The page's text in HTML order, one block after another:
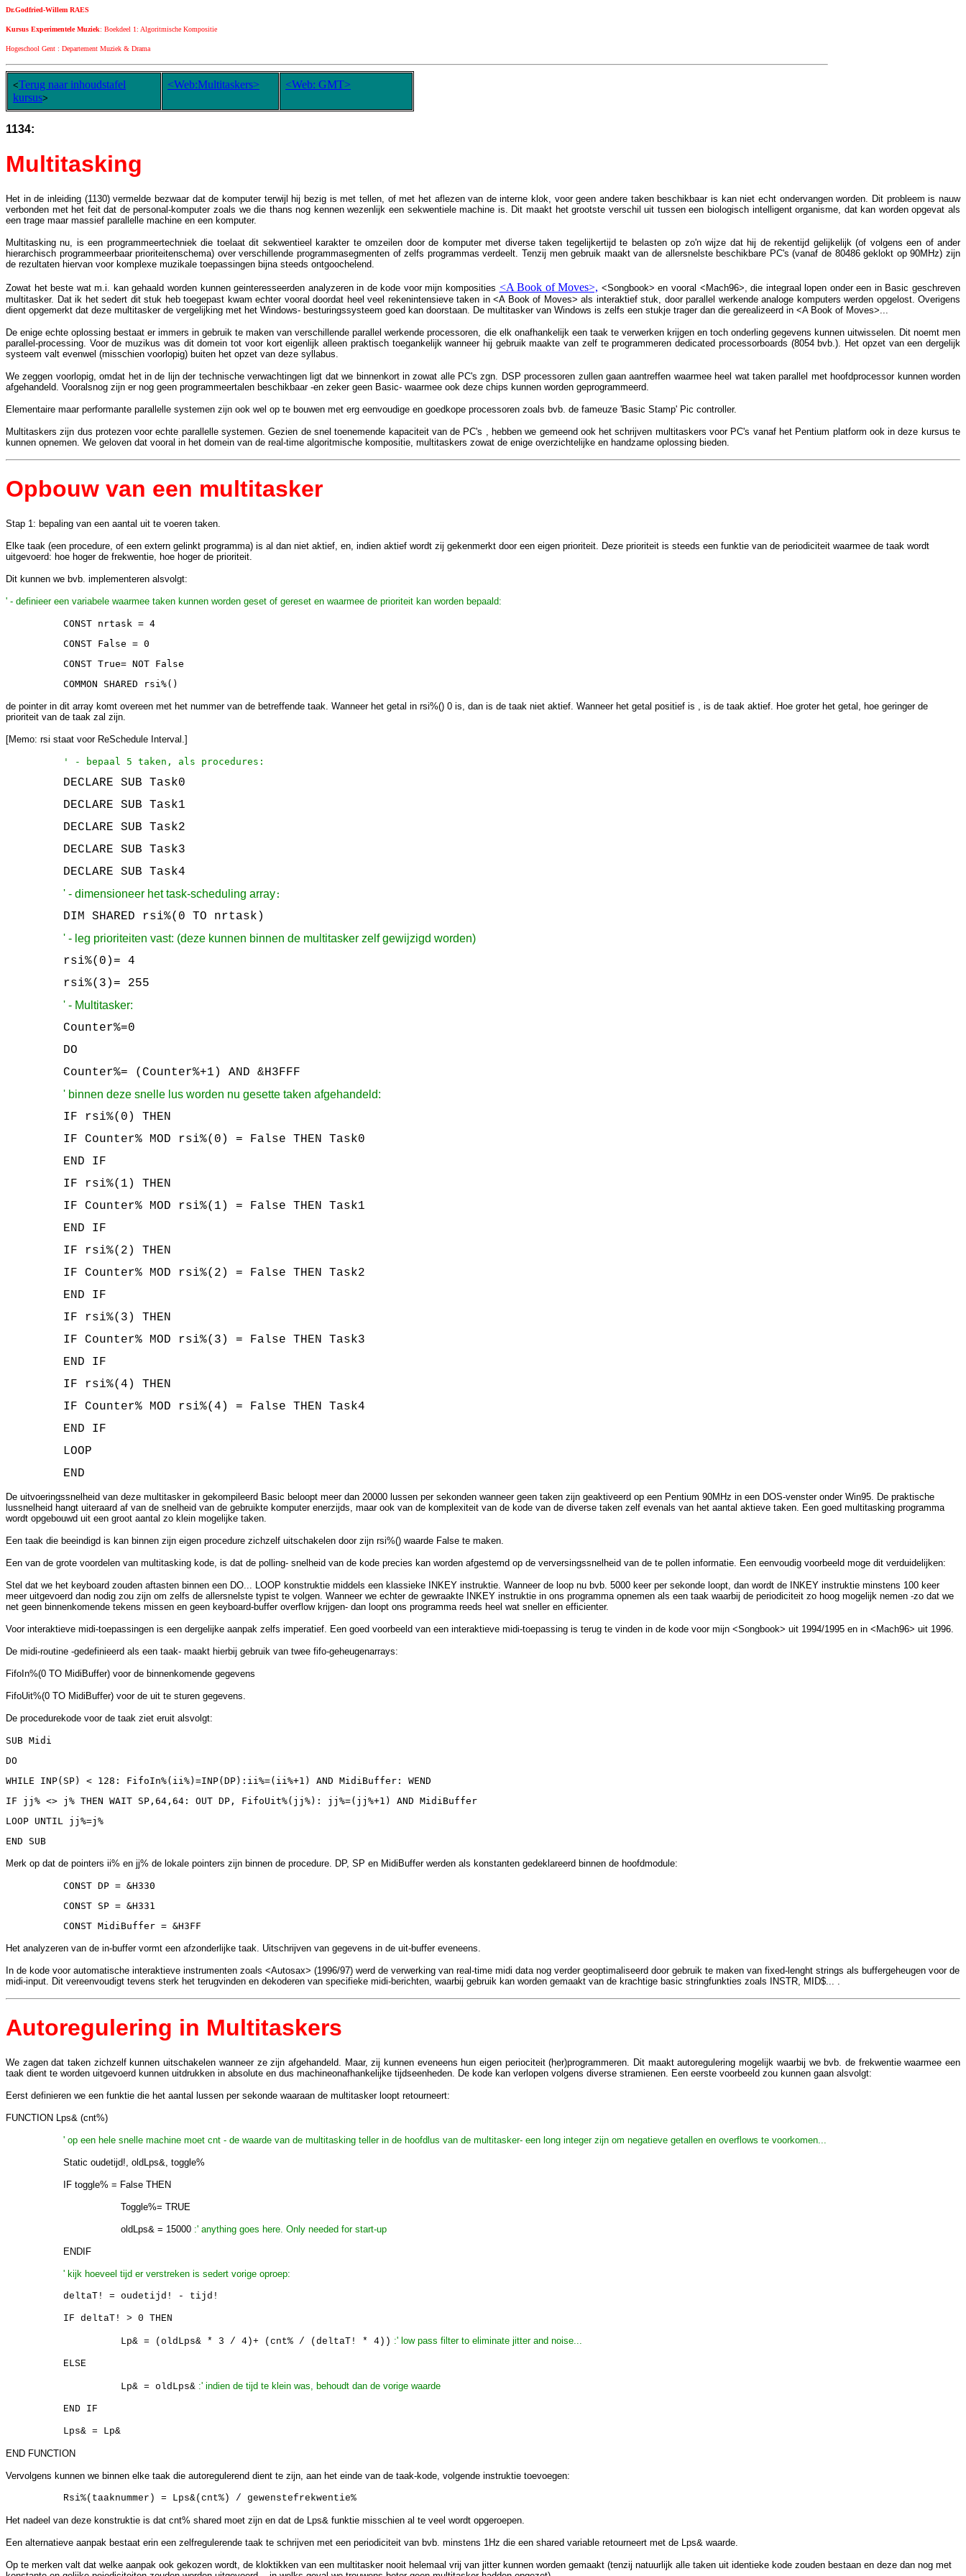
Dr.Godfried-Willem RAES
Kursus Experimentele Muziek: Boekdeel 1: Algoritmische Kompositie
Hogeschool Gent : Departement Muziek & Drama
<Terug naar inhoudstafel
kursus>
<Web:Multitaskers> <Web: GMT>
1134:
Multitasking
Het in de inleiding (1130) vermelde bezwaar dat de komputer terwijl hij bezig is met tellen, of met het aflezen van de interne klok, voor geen andere taken beschikbaar is kan niet echt ondervangen worden. Dit probleem is nauw
verbonden met het feit dat de personal-komputer zoals we die thans nog kennen wezenlijk een sekwentiele machine is. Dit maakt het grootste verschil uit tussen een biologisch intelligent organisme, dat kan worden opgevat als
een trage maar massief parallelle machine en een komputer.
Multitasking nu, is een programmeertechniek die toelaat dit sekwentieel karakter te omzeilen door de komputer met diverse taken tegelijkertijd te belasten op zo'n wijze dat hij de rekentijd gelijkelijk (of volgens een of ander
hierarchisch programmeerbaar prioriteitenschema) over verschillende programmasegmenten of zelfs programmas verdeelt. Tenzij men gebruik maakt van de allersnelste beschikbare PC's (vanaf de 80486 geklokt op 90MHz) zijn
de rezultaten hiervan voor komplexe muzikale toepassingen bijna steeds ontgoochelend.
Zowat het beste wat m.i. kan gehaald worden kunnen geinteresseerden analyzeren in de kode voor mijn komposities <A Book of Moves>, <Songbook> en vooral <Mach96>, die integraal lopen onder een in Basic geschreven
multitasker. Dat ik het sedert dit stuk heb toegepast kwam echter vooral doordat heel veel rekenintensieve taken in <A Book of Moves> als interaktief stuk, door parallel werkende analoge komputers werden opgelost. Overigens
dient opgemerkt dat deze multitasker de vergelijking met het Windows- besturingssysteem goed kan doorstaan. De multitasker van Windows is zelfs een stukje trager dan die gerealizeerd in <A Book of Moves>...
De enige echte oplossing bestaat er immers in gebruik te maken van verschillende parallel werkende processoren, die elk onafhankelijk een taak te verwerken krijgen en toch onderling gegevens kunnen uitwisselen. Dit noemt men
parallel-processing. Voor de muzikus was dit domein tot voor kort eigenlijk alleen praktisch toegankelijk wanneer hij gebruik maakte van zelf te programmeren dedicated processorboards (8054 bvb.). Het opzet van een dergelijk
systeem valt evenwel (misschien voorlopig) buiten het opzet van deze syllabus.
We zeggen voorlopig, omdat het in de lijn der technische verwachtingen ligt dat we binnenkort in zowat alle PC's zgn. DSP processoren zullen gaan aantreffen waarmee heel wat taken parallel met hoofdprocessor kunnen worden
afgehandeld. Vooralsnog zijn er nog geen programmeertalen beschikbaar -en zeker geen Basic- waarmee ook deze chips kunnen worden geprogrammeerd.
Elementaire maar performante parallelle systemen zijn ook wel op te bouwen met erg eenvoudige en goedkope processoren zoals bvb. de fameuze 'Basic Stamp' Pic controller.
Multitaskers zijn dus protezen voor echte parallelle systemen. Gezien de snel toenemende kapaciteit van de PC's , hebben we gemeend ook het schrijven multitaskers voor PC's vanaf het Pentium platform ook in deze kursus te
kunnen opnemen. We geloven dat vooral in het domein van de real-time algoritmische kompositie, multitaskers zowat de enige overzichtelijke en handzame oplossing bieden.
Opbouw van een multitasker
Stap 1: bepaling van een aantal uit te voeren taken.
Elke taak (een procedure, of een extern gelinkt programma) is al dan niet aktief, en, indien aktief wordt zij gekenmerkt door een eigen prioriteit. Deze prioriteit is steeds een funktie van de periodiciteit waarmee de taak wordt
uitgevoerd: hoe hoger de frekwentie, hoe hoger de prioriteit.
Dit kunnen we bvb. implementeren alsvolgt:
' - definieer een variabele waarmee taken kunnen worden geset of gereset en waarmee de prioriteit kan worden bepaald:
CONST nrtask = 4
CONST False = 0
CONST True= NOT False
COMMON SHARED rsi%()
de pointer in dit array komt overeen met het nummer van de betreffende taak. Wanneer het getal in rsi%() 0 is, dan is de taak niet aktief. Wanneer het getal positief is , is de taak aktief. Hoe groter het getal, hoe geringer de
prioriteit van de taak zal zijn.
[Memo: rsi staat voor ReSchedule Interval.]
' - bepaal 5 taken, als procedures:
DECLARE SUB Task0
DECLARE SUB Task1
DECLARE SUB Task2
DECLARE SUB Task3
DECLARE SUB Task4
' - dimensioneer het task-scheduling array :
DIM SHARED rsi%(0 TO nrtask)
' - leg prioriteiten vast: (deze kunnen binnen de multitasker zelf gewijzigd worden)
rsi%(0)= 4
rsi%(3)= 255
' - Multitasker:
Counter%=0
DO
Counter%= (Counter%+1) AND &H3FFF
' binnen deze snelle lus worden nu gesette taken afgehandeld:
IF rsi%(0) THEN
IF Counter% MOD rsi%(0) = False THEN Task0
END IF
IF rsi%(1) THEN
IF Counter% MOD rsi%(1) = False THEN Task1
END IF
IF rsi%(2) THEN
IF Counter% MOD rsi%(2) = False THEN Task2
END IF
IF rsi%(3) THEN
IF Counter% MOD rsi%(3) = False THEN Task3
END IF
IF rsi%(4) THEN
IF Counter% MOD rsi%(4) = False THEN Task4
END IF
LOOP
END
De uitvoeringssnelheid van deze multitasker in gekompileerd Basic beloopt meer dan 20000 lussen per sekonden wanneer geen taken zijn geaktiveerd op een Pentium 90MHz in een DOS-venster onder Win95. De praktische
lussnelheid hangt uiteraard af van de snelheid van de gebruikte komputer enerzijds, maar ook van de komplexiteit van de kode van de diverse taken zelf evenals van het aantal aktieve taken. Een goed multitasking programma
wordt opgebouwd uit een groot aantal zo klein mogelijke taken.
Een taak die beeindigd is kan binnen zijn eigen procedure zichzelf uitschakelen door zijn rsi%() waarde False te maken.
Een van de grote voordelen van multitasking kode, is dat de polling- snelheid van de kode precies kan worden afgestemd op de verversingssnelheid van de te pollen informatie. Een eenvoudig voorbeeld moge dit verduidelijken:
Stel dat we het keyboard zouden aftasten binnen een DO... LOOP konstruktie middels een klassieke INKEY instruktie. Wanneer de loop nu bvb. 5000 keer per sekonde loopt, dan wordt de INKEY instruktie minstens 100 keer
meer uitgevoerd dan nodig zou zijn om zelfs de allersnelste typist te volgen. Wanneer we echter de gewraakte INKEY instruktie in ons programma opnemen als een taak waarbij de periodiciteit zo hoog mogelijk nemen -zo dat we
net geen binnenkomende tekens missen en geen keyboard-buffer overflow krijgen- dan loopt ons programma reeds heel wat sneller en efficienter.
Voor interaktieve midi-toepassingen is een dergelijke aanpak zelfs imperatief. Een goed voorbeeld van een interaktieve midi-toepassing is terug te vinden in de kode voor mijn <Songbook> uit 1994/1995 en in <Mach96> uit 1996.
De midi-routine -gedefinieerd als een taak- maakt hierbij gebruik van twee fifo-geheugenarrays:
FifoIn%(0 TO MidiBuffer) voor de binnenkomende gegevens
FifoUit%(0 TO MidiBuffer) voor de uit te sturen gegevens.
De procedurekode voor de taak ziet eruit alsvolgt:
SUB Midi
DO
WHILE INP(SP) < 128: FifoIn%(ii%)=INP(DP):ii%=(ii%+1) AND MidiBuffer: WEND
IF jj% <> j% THEN WAIT SP,64,64: OUT DP, FifoUit%(jj%): jj%=(jj%+1) AND MidiBuffer
LOOP UNTIL jj%=j%
END SUB
Merk op dat de pointers ii% en jj% de lokale pointers zijn binnen de procedure. DP, SP en MidiBuffer werden als konstanten gedeklareerd binnen de hoofdmodule:
CONST DP = &H330
CONST SP = &H331
CONST MidiBuffer = &H3FF
Het analyzeren van de in-buffer vormt een afzonderlijke taak. Uitschrijven van gegevens in de uit-buffer eveneens.
In de kode voor automatische interaktieve instrumenten zoals <Autosax> (1996/97) werd de verwerking van real-time midi data nog verder geoptimaliseerd door gebruik te maken van fixed-lenght strings als buffergeheugen voor de
midi-input. Dit vereenvoudigt tevens sterk het terugvinden en dekoderen van specifieke midi-berichten, waarbij gebruik kan worden gemaakt van de krachtige basic stringfunkties zoals INSTR, MID$... .
Autoregulering in Multitaskers
We zagen dat taken zichzelf kunnen uitschakelen wanneer ze zijn afgehandeld. Maar, zij kunnen eveneens hun eigen periociteit (her)programmeren. Dit maakt autoregulering mogelijk waarbij we bvb. de frekwentie waarmee een
taak dient te worden uitgevoerd kunnen uitdrukken in absolute en dus machineonafhankelijke tijdseenheden. De kode kan verlopen volgens diverse stramienen. Een eerste voorbeeld zou kunnen gaan alsvolgt:
Eerst definieren we een funktie die het aantal lussen per sekonde waaraan de multitasker loopt retourneert:
FUNCTION Lps& (cnt%)
' op een hele snelle machine moet cnt - de waarde van de multitasking teller in de hoofdlus van de multitasker- een long integer zijn om negatieve getallen en overflows te voorkomen...
Static oudetijd!, oldLps&, toggle%
IF toggle% = False THEN
Toggle%= TRUE
oldLps& = 15000 :' anything goes here. Only needed for start-up
ENDIF
' kijk hoeveel tijd er verstreken is sedert vorige oproep:
deltaT! = oudetijd! - tijd!
IF deltaT! > 0 THEN
Lp& = (oldLps& * 3 / 4)+ (cnt% / (deltaT! * 4)) :' low pass filter to eliminate jitter and noise...
ELSE
Lp& = oldLps& :' indien de tijd te klein was, behoudt dan de vorige waarde
END IF
Lps& = Lp&
END FUNCTION
Vervolgens kunnen we binnen elke taak die autoregulerend dient te zijn, aan het einde van de taak-kode, volgende instruktie toevoegen:
Rsi%(taaknummer) = Lps&(cnt%) / gewenstefrekwentie%
Het nadeel van deze konstruktie is dat cnt% shared moet zijn en dat de Lps& funktie misschien al te veel wordt opgeroepen.
Een alternatieve aanpak bestaat erin een zelfregulerende taak te schrijven met een periodiciteit van bvb. minstens 1Hz die een shared variable retourneert met de Lps& waarde.
Op te merken valt dat welke aanpak ook gekozen wordt, de kloktikken van een multitasker nooit helemaal vrij van jitter kunnen worden gemaakt (tenzij natuurlijk alle taken uit identieke kode zouden bestaan en deze dan nog met